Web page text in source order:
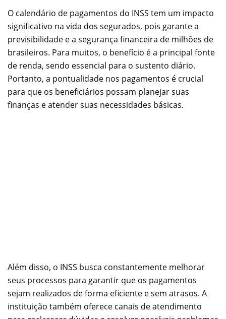
O calendário de pagamentos do INSS tem um impacto
significativo na vida dos segurados, pois garante a
previsibilidade e a segurança financeira de milhões de
brasileiros. Para muitos, o benefício é a principal fonte
de renda, sendo essencial para o sustento diário.
Portanto, a pontualidade nos pagamentos é crucial
para que os beneficiários possam planejar suas
finanças e atender suas necessidades básicas.
Além disso, o INSS busca constantemente melhorar
seus processos para garantir que os pagamentos
sejam realizados de forma eficiente e sem atrasos. A
instituição também oferece canais de atendimento